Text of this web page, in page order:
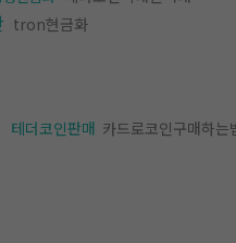
tron현금화
테더코인판매 카드로코인구매하는